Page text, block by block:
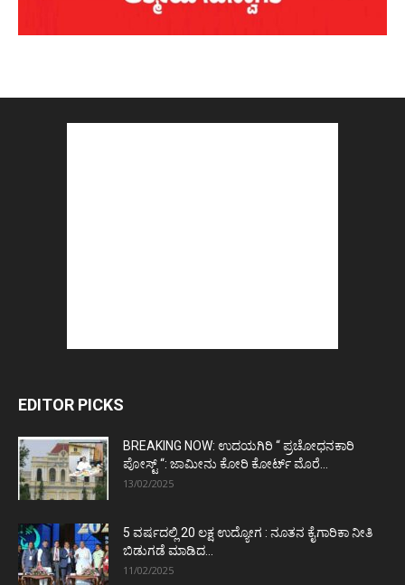
EDITOR PICKS
BREAKING NOW: ಉದಯಗಿರಿ “ ಪ್ರಚೋಧನಕಾರಿ
ಪೋಸ್ಟ್‌ “: ಜಾಮೀನು ಕೋರಿ ಕೋರ್ಟ್‌ ಮೊರೆ...
13/02/2025
5 ವರ್ಷದಲ್ಲಿ 20 ಲಕ್ಷ ಉದ್ಯೋಗ : ನೂತನ ಕೈಗಾರಿಕಾ ನೀತಿ
ಬಿಡುಗಡೆ ಮಾಡಿದ...
11/02/2025